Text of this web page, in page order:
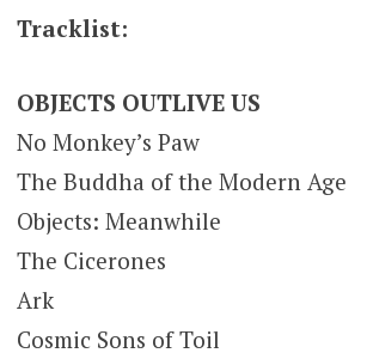
Tracklist:
OBJECTS OUTLIVE US
No Monkey’s Paw
The Buddha of the Modern Age
Objects: Meanwhile
The Cicerones
Ark
Cosmic Sons of Toil